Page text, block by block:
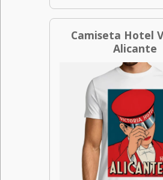
Camiseta Hotel
Alicante